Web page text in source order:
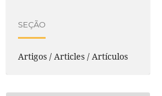
SEÇÃO
Artigos / Articles / Artículos